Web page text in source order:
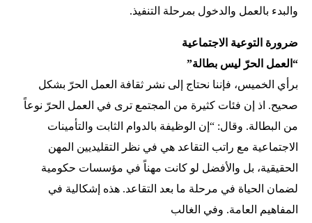
والبدء بالعمل والدخول بمرحلة التنفيذ.
ضرورة التوعية الاجتماعية
“العمل الحرّ ليس بطالة”
برأي الخميس، فإننا نحتاج إلى نشر ثقافة العمل الحرّ بشكل
صحيح. اذ إن فئات كثيرة من المجتمع ترى في العمل الحرّ نوعاً
من البطالة. وقال: “إن الوظيفة بالدوام الثابت والتأمينات
الاجتماعية مع راتب التقاعد هي في نظر التقليديين المهن
الحقيقية، بل والأفضل لو كانت مهناً في مؤسسات حكومية
لضمان الحياة في مرحلة ما بعد التقاعد. هذه إشكالية في
المفاهيم العامة. وفي الغالب